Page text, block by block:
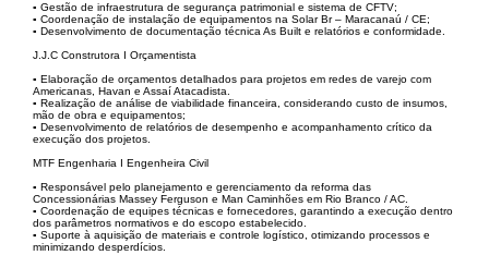
▪ Gestão de infraestrutura de segurança patrimonial e sistema de CFTV;
▪ Coordenação de instalação de equipamentos na Solar Br – Maracanaú / CE;
▪ Desenvolvimento de documentação técnica As Built e relatórios e conformidade.
J.J.C Construtora I Orçamentista
▪ Elaboração de orçamentos detalhados para projetos em redes de varejo com
Americanas, Havan e Assaí Atacadista.
▪ Realização de análise de viabilidade financeira, considerando custo de insumos,
mão de obra e equipamentos;
▪ Desenvolvimento de relatórios de desempenho e acompanhamento crítico da
execução dos projetos.
MTF Engenharia I Engenheira Civil
▪ Responsável pelo planejamento e gerenciamento da reforma das
Concessionárias Massey Ferguson e Man Caminhões em Rio Branco / AC.
▪ Coordenação de equipes técnicas e fornecedores, garantindo a execução dentro
dos parâmetros normativos e do escopo estabelecido.
▪ Suporte à aquisição de materiais e controle logístico, otimizando processos e
minimizando desperdícios.